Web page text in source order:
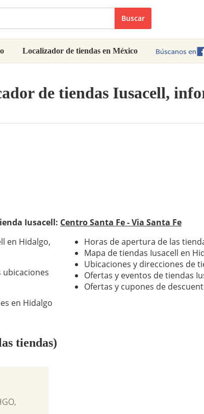
Buscar
Localizador de tiendas en México
de tiendas Iusacell,
Iusacell: Centro Santa Fe - Via Santa Fe
en Hidalgo,
ubicaciones
en Hidalgo
Horas de apertura de las
Mapa de tiendas Iusacell en
Ubicaciones y direcciones de
Ofertas y eventos de tiendas
Ofertas y cupones de
tiendas)